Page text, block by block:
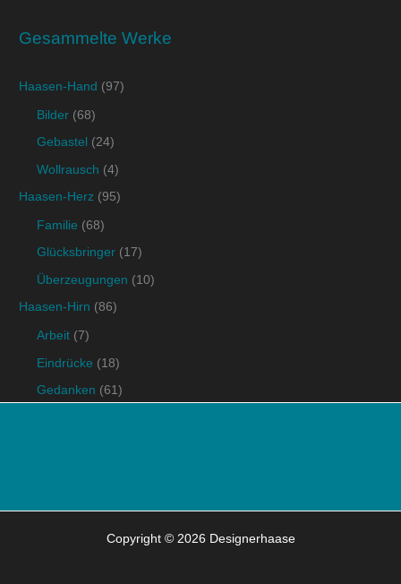
Gesammelte Werke
Haasen-Hand (97)
Bilder (68)
Gebastel (24)
Wollrausch (4)
Haasen-Herz (95)
Familie (68)
Glücksbringer (17)
Überzeugungen (10)
Haasen-Hirn (86)
Arbeit (7)
Eindrücke (18)
Gedanken (61)
Copyright © 2026 Designerhaase